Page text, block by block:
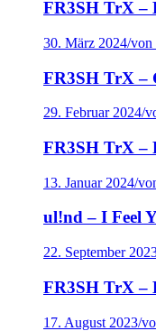
FR3SH TrX –
30. März 2024/von
FR3SH TrX –
29. Februar 2024/
FR3SH TrX –
13. Januar 2024/
ul!nd – I Feel
22. September
FR3SH TrX –
17. August 2023/